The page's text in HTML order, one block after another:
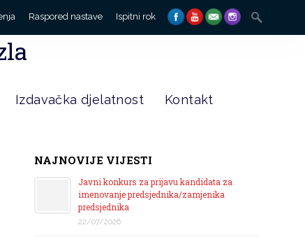
Raspored nastave Ispitni rok
Search
for:
Izdavačka djelatnost Kontakt
NAJNOVIJE VIJESTI
Javni konkurs za prijavu kandidata za
imenovanje predsjednika/zamjenika
predsjednika
22/07/2026